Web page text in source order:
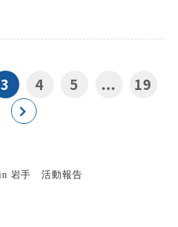
3 4 5 ... 19